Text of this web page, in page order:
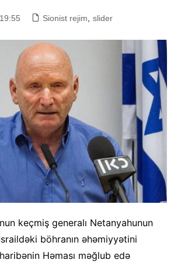
Sionist rejim slider
keçmiş generalı Netanyahunun
böhranın əhəmiyyətini
Həması məğlub edə